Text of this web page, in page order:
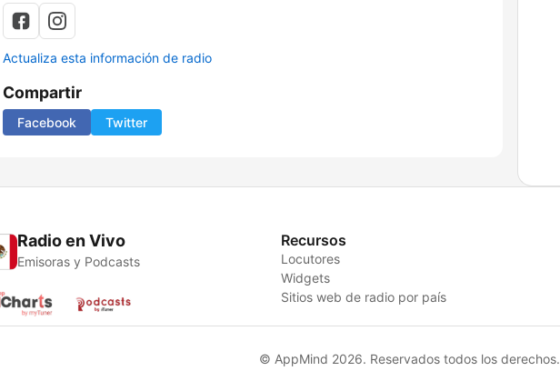
Actualiza esta información de radio
Compartir
Facebook Twitter
Radio en Vivo
Emisoras y Podcasts
Recursos
Locutores
Widgets
Sitios web de radio por país
© AppMind 2026. Reservados todos los derechos.